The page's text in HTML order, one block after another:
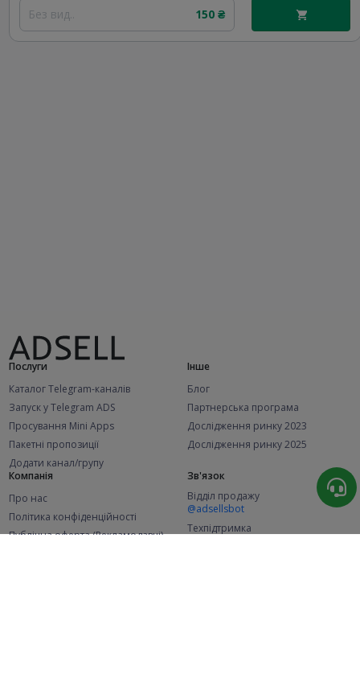
Без вид.. 150 ₴
Послуги
Каталог Telegram-каналів
Запуск у Telegram ADS
Просування Mini Apps
Пакетні пропозиції
Додати канал/групу
Інше
Блог
Партнерська програма
Дослідження ринку 2023
Дослідження ринку 2025
Компанія
Про нас
Політика конфіденційності
Публічна оферта (Рекламодавці)
Зв'язок
Відділ продажу
@adsellsbot
Техпідтримка